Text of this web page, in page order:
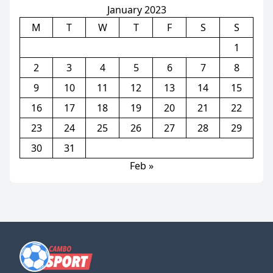
January 2023
M
T W T F S
S
1
2
3 4 5 6 7
8
9
10 11 12 13 14
15
16
17 18 19 20 21
22
23
24 25 26 27 28
29
30
31
Feb »